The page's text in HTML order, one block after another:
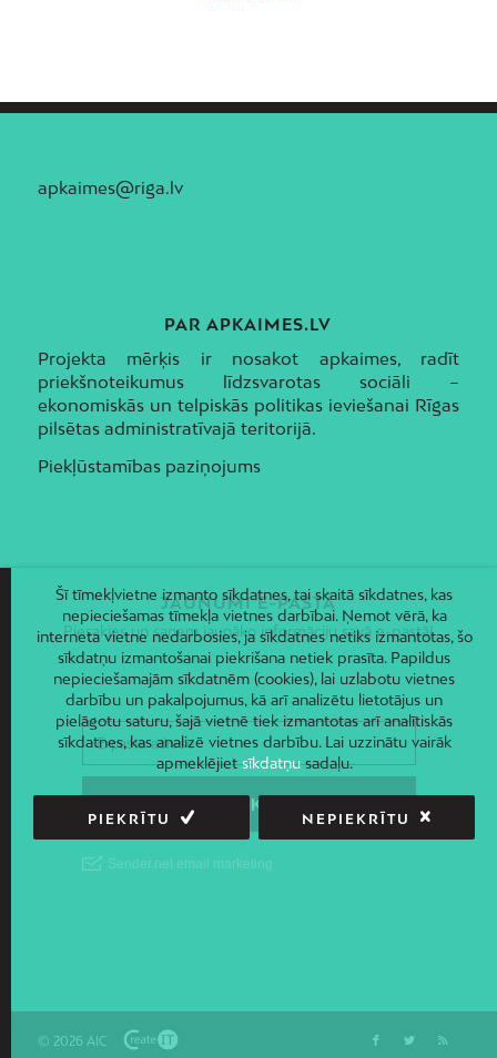
apkaimes@riga.lv
PAR APKAIMES.LV
Projekta mērķis ir nosakot apkaimes, radīt
priekšnoteikumus līdzsvarotas sociāli –
ekonomiskās un telpiskās politikas ieviešanai Rīgas
pilsētas administratīvajā teritorijā.
Piekļūstamības paziņojums
JAUNUMI E-PASTĀ
Piesakies un saņem jaunāko informāciju savā e-pastā!
© 2026 AIC
Šī tīmekļvietne izmanto sīkdatnes, tai skaitā sīkdatnes, kas
nepieciešamas tīmekļa vietnes darbībai. Ņemot vērā, ka
interneta vietne nedarbosies, ja sīkdatnes netiks izmantotas, šo
sīkdatņu izmantošanai piekrišana netiek prasīta. Papildus
nepieciešamajām sīkdatnēm (cookies), lai uzlabotu vietnes
darbību un pakalpojumus, kā arī analizētu lietotājus un
pielāgotu saturu, šajā vietnē tiek izmantotas arī analītiskās
sīkdatnes, kas analizē vietnes darbību. Lai uzzinātu vairāk
apmeklējietsīkdatņusadaļu.
PIEKRĪTU NEPIEKRĪTU